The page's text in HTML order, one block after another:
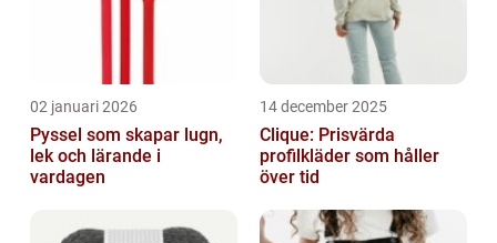
02 januari 2026
Pyssel som skapar lugn,
lek och lärande i
vardagen
14 december 2025
Clique: Prisvärda
profilkläder som håller
över tid